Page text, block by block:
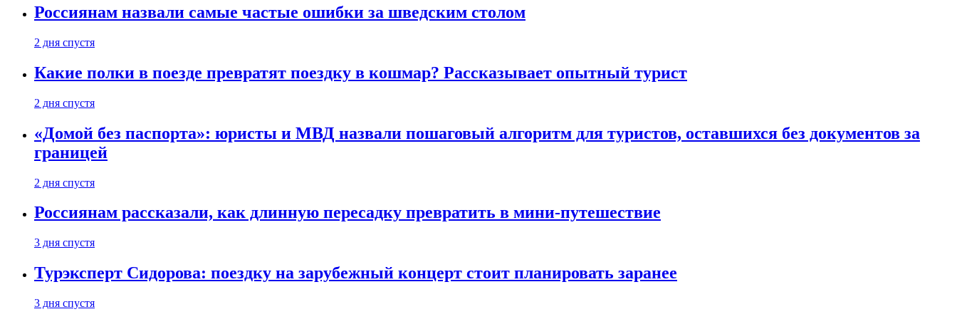
Россиянам назвали самые частые ошибки за шведским столом
2 дня спустя
Какие полки в поезде превратят поездку в кошмар? Рассказывает опытный турист
2 дня спустя
«Домой без паспорта»: юристы и МВД назвали пошаговый алгоритм для туристов, оставшихся без документов за
границей
2 дня спустя
Россиянам рассказали, как длинную пересадку превратить в мини-путешествие
3 дня спустя
Турэксперт Сидорова: поездку на зарубежный концерт стоит планировать заранее
3 дня спустя